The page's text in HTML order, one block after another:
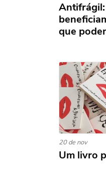
Antifrágil:
que
20 de nov
Um livro